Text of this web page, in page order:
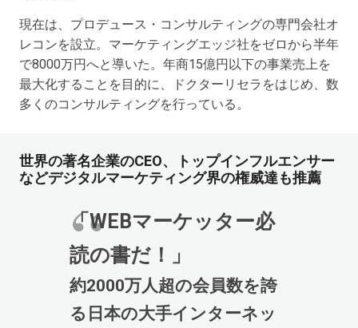
現在は、プロデュース・コンサルティングの専門会社オ
レコンを設立。マーケティングエッジ社をゼロから半年
で8000万円へと導いた。年商15億円以下の事業売上を
最大化することを目的に、ドクターリセラをはじめ、数
多くのコンサルティングを行っている。
世界の著名企業のCEO、トップインフルエンサー
などデジタルマーケティング界の権威達も推薦
「WEBマーケッター必
読の書だ！」
約2000万人超の会員数を誇
る日本の大手インターネッ